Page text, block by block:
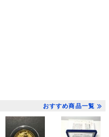
おすすめ商品一覧